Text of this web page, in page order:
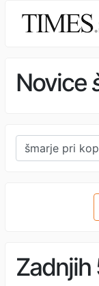
Novice
Zadnjih